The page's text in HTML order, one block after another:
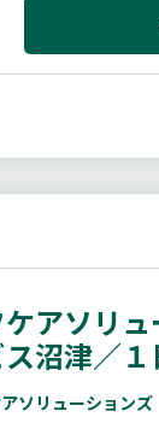
ケアソリ
沼津／
アソリューション